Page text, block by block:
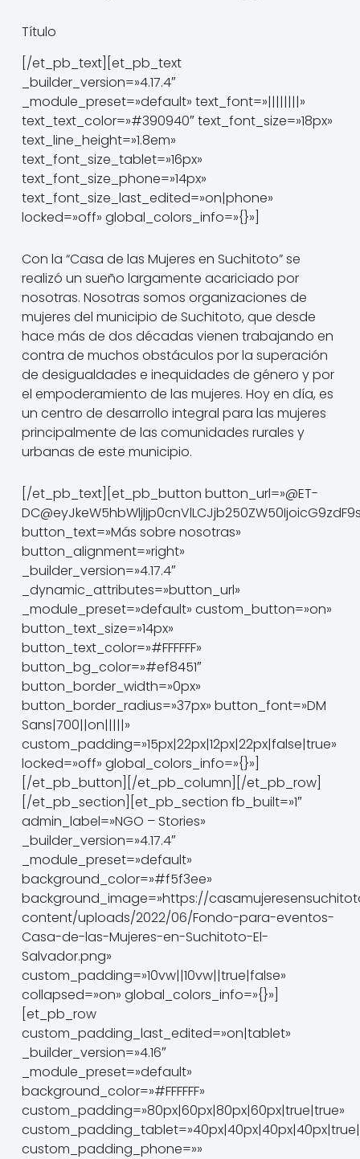
Título
[/et_pb_text][et_pb_text
_builder_version=»4.17.4″
_module_preset=»default» text_font=»||||||||»
text_text_color=»#390940″ text_font_size=»18px»
text_line_height=»1.8em»
text_font_size_tablet=»16px»
text_font_size_phone=»14px»
text_font_size_last_edited=»on|phone»
locked=»off» global_colors_info=»{}»]
Con la “Casa de las Mujeres en Suchitoto” se
realizó un sueño largamente acariciado por
nosotras. Nosotras somos organizaciones de
mujeres del municipio de Suchitoto, que desde
hace más de dos décadas vienen trabajando en
contra de muchos obstáculos por la superación
de desigualdades e inequidades de género y por
el empoderamiento de las mujeres. Hoy en día, es
un centro de desarrollo integral para las mujeres
principalmente de las comunidades rurales y
urbanas de este municipio.
[/et_pb_text][et_pb_button button_url=»@ET-
button_text=»Más sobre nosotras»
button_alignment=»right»
_builder_version=»4.17.4″
_dynamic_attributes=»button_url»
_module_preset=»default» custom_button=»on»
button_text_size=»14px»
button_text_color=»#FFFFFF»
button_bg_color=»#ef8451″
button_border_width=»0px»
button_border_radius=»37px» button_font=»DM
Sans|700||on|||||»
custom_padding=»15px|22px|12px|22px|false|true»
locked=»off» global_colors_info=»{}»]
[/et_pb_button][/et_pb_column][/et_pb_row]
[/et_pb_section][et_pb_section fb_built=»1″
admin_label=»NGO – Stories»
_builder_version=»4.17.4″
_module_preset=»default»
background_color=»#f5f3ee»
background_image=»https://
content/uploads/2022/06/Fondo-para-eventos-
Casa-de-las-Mujeres-en-Suchitoto-El-
Salvador.png»
custom_padding=»10vw||10vw||true|false»
collapsed=»on» global_colors_info=»{}»]
[et_pb_row
custom_padding_last_edited=»on|tablet»
_builder_version=»4.16″
_module_preset=»default»
background_color=»#FFFFFF»
custom_padding=»80px|60px|80px|60px|true|true»
custom_padding_phone=»»